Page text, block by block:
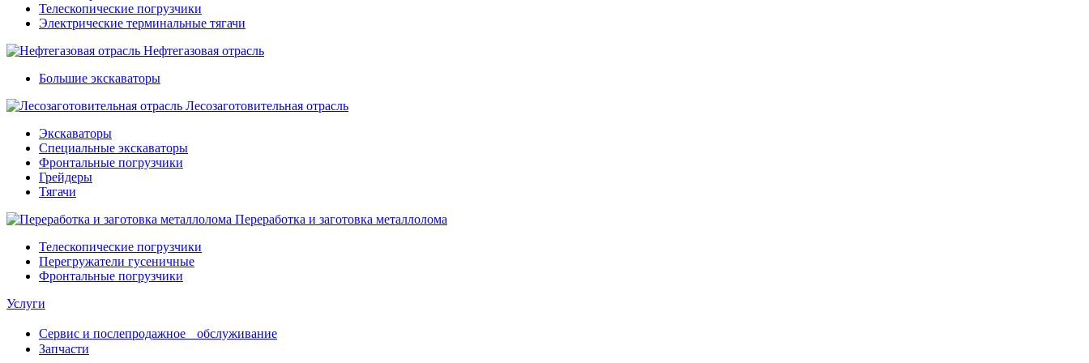
Телескопические погрузчики
Электрические терминальные тягачи
Нефтегазовая отрасль
Большие экскаваторы
Лесозаготовительная отрасль
Экскаваторы
Специальные экскаваторы
Фронтальные погрузчики
Грейдеры
Тягачи
Переработка и заготовка металлолома
Телескопические погрузчики
Перегружатели гусеничные
Фронтальные погрузчики
Услуги
Сервис и послепродажное обслуживание
Запчасти